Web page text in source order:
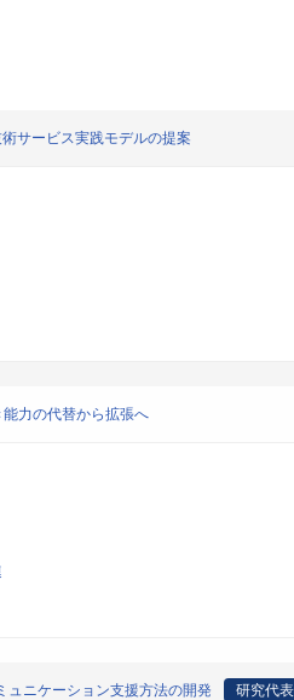
サービス実践モデルの提案
力の代替から拡張へ
ュニケーション支援方法の開発 研究代